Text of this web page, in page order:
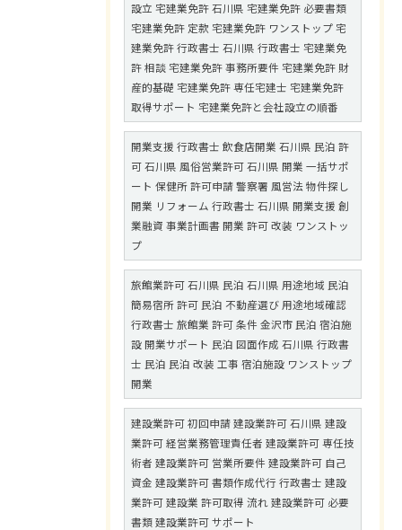
設立 宅建業免許 石川県 宅建業免許 必要書類
宅建業免許 定款 宅建業免許 ワンストップ 宅
建業免許 行政書士 石川県 行政書士 宅建業免
許 相談 宅建業免許 事務所要件 宅建業免許 財
産的基礎 宅建業免許 専任宅建士 宅建業免許
取得サポート 宅建業免許と会社設立の順番
開業支援 行政書士 飲食店開業 石川県 民泊 許
可 石川県 風俗営業許可 石川県 開業 一括サポ
ート 保健所 許可申請 警察署 風営法 物件探し
開業 リフォーム 行政書士 石川県 開業支援 創
業融資 事業計画書 開業 許可 改装 ワンストッ
プ
旅館業許可 石川県 民泊 石川県 用途地域 民泊
簡易宿所 許可 民泊 不動産選び 用途地域確認
行政書士 旅館業 許可 条件 金沢市 民泊 宿泊施
設 開業サポート 民泊 図面作成 石川県 行政書
士 民泊 民泊 改装 工事 宿泊施設 ワンストップ
開業
建設業許可 初回申請 建設業許可 石川県 建設
業許可 経営業務管理責任者 建設業許可 専任技
術者 建設業許可 営業所要件 建設業許可 自己
資金 建設業許可 書類作成代行 行政書士 建設
業許可 建設業 許可取得 流れ 建設業許可 必要
書類 建設業許可 サポート